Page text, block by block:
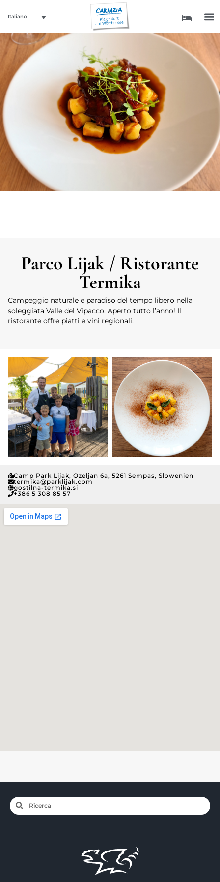
Italiano
Parco Lijak / Ristorante
Termika
Campeggio naturale e paradiso del tempo libero nella
soleggiata Valle del Vipacco. Aperto tutto l’anno! Il
ristorante offre piatti e vini regionali.
Camp Park Lijak, Ozeljan 6a, 5261 Šempas, Slowenien
termika@parklijak.com
gostilna-termika.si
+386 5 308 85 57